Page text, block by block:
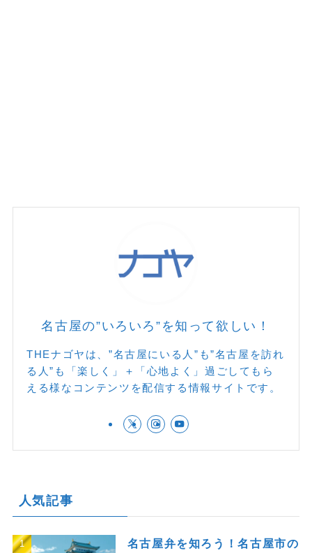
名古屋の”いろいろ”を知って欲しい！
THEナゴヤは、”名古屋にいる人”も”名古屋を訪れ
る人”も「楽しく」＋「心地よく」過ごしてもら
える様なコンテンツを配信する情報サイトです。
人気記事
名古屋弁を知ろう！名古屋市の